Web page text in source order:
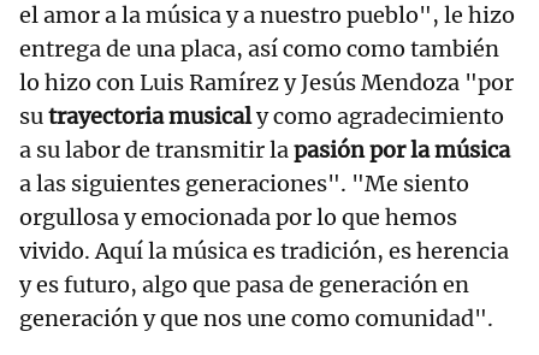
el amor a la música y a nuestro pueblo", le hizo
entrega de una placa, así como como también
lo hizo con Luis Ramírez y Jesús Mendoza "por
sutrayectoria musicaly como agradecimiento
a su labor de transmitir lapasión por la música
a las siguientes generaciones". "Me siento
orgullosa y emocionada por lo que hemos
vivido. Aquí la música es tradición, es herencia
y es futuro, algo que pasa de generación en
generación y que nos une como comunidad".